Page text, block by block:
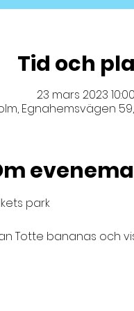
Tid och
23 mars 2023 10:00
Egnahemsvägen
Föreställning med Zillah och Totte i Folkets park
Totte bananas och